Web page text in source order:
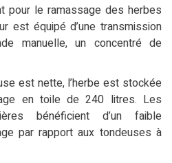
pour le ramassage des herbes
est équipé d’une transmission
manuelle, un concentré de
est nette, l’herbe est stockée
en toile de 240 litres. Les
bénéficient d’un faible
par rapport aux tondeuses à